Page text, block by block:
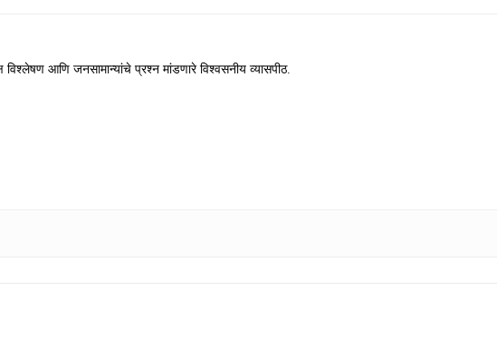
विश्लेषण आणि जनसामान्यांचे प्रश्न मांडणारे विश्वसनीय व्यासपीठ.